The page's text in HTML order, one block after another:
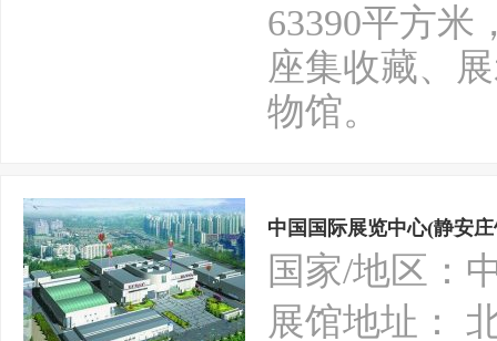
63390平方米
座集收藏、
物馆。
中国国际展览中心(静安
国家/地区：
展馆地址：